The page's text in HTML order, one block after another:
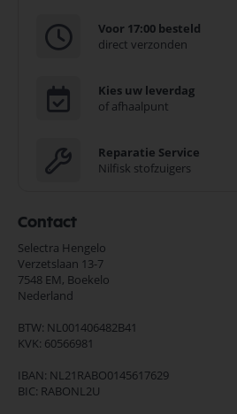
Voor 17:00 besteld
direct verzonden
Kies uw leverdag
of afhaalpunt
Reparatie Service
Nilfisk stofzuigers
Contact
Selectra Hengelo
Verzetslaan 13-7
7548 EM, Boekelo
Nederland
BTW: NL001406482B41
KVK: 60566981
IBAN: NL21RABO0145617629
BIC: RABONL2U